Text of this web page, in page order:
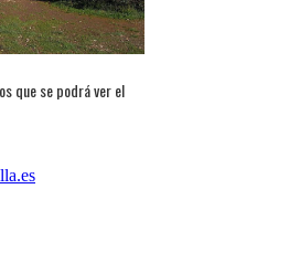
que se podrá ver el